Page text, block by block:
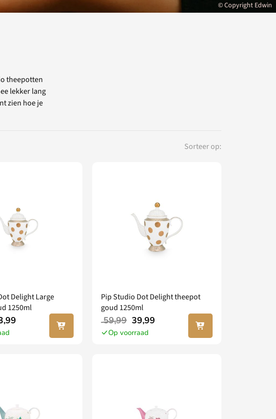
© Copyright Edwin
theepotten
lekker lang
zien hoe je
Sorteer op:
Delight Large
1250ml
In jouw
winkel
Pip Studio Dot Delight theepot
goud 1250ml
59,99 39,99
Op voorraad
In jouw
winkel